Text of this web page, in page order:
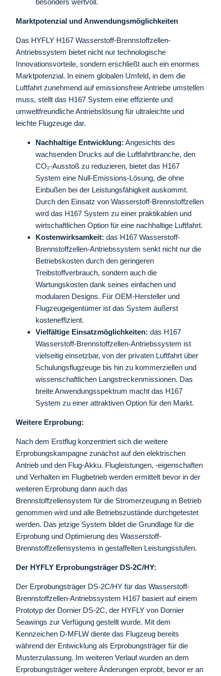
Marktpotenzial und Anwendungsmöglichkeiten
Das HYFLY H167 Wasserstoff-Brennstoffzellen-
Antriebssystem bietet nicht nur technologische
Innovationsvorteile, sondern erschließt auch ein enormes
Marktpotenzial. In einem globalen Umfeld, in dem die
Luftfahrt zunehmend auf emissionsfreie Antriebe umstellen
muss, stellt das H167 System eine effiziente und
umweltfreundliche Antriebslösung für ultraleichte und
leichte Flugzeuge dar.
Nachhaltige Entwicklung: Angesichts des
wachsenden Drucks auf die Luftfahrtbranche, den
CO₂-Ausstoß zu reduzieren, bietet das H167
System eine Null-Emissions-Lösung, die ohne
Einbußen bei der Leistungsfähigkeit auskommt.
Durch den Einsatz von Wasserstoff-Brennstoffzellen
wird das H167 System zu einer praktikablen und
wirtschaftlichen Option für eine nachhaltige Luftfahrt.
Kostenwirksamkeit: das H167 Wasserstoff-
Brennstoffzellen-Antriebssystem senkt nicht nur die
Betriebskosten durch den geringeren
Treibstoffverbrauch, sondern auch die
Wartungskosten dank seines einfachen und
modularen Designs. Für OEM-Hersteller und
Flugzeugeigentümer ist das System äußerst
kosteneffizient.
Vielfältige Einsatzmöglichkeiten: das H167
Wasserstoff-Brennstoffzellen-Antriebssystem ist
vielseitig einsetzbar, von der privaten Luftfahrt über
Schulungsflugzeuge bis hin zu kommerziellen und
wissenschaftlichen Langstreckenmissionen. Das
breite Anwendungsspektrum macht das H167
System zu einer attraktiven Option für den Markt.
Weitere Erprobung:
Nach dem Erstflug konzentriert sich die weitere
Erprobungskampagne zunächst auf den elektrischen
Antrieb und den Flug-Akku. Flugleistungen, -eigenschaften
und Verhalten im Flugbetrieb werden ermittelt bevor in der
weiteren Erprobung dann auch das
Brennstoffzellensystem für die Stromerzeugung in Betrieb
genommen wird und alle Betriebszustände durchgetestet
werden. Das jetzige System bildet die Grundlage für die
Erprobung und Optimierung des Wasserstoff-
Brennstoffzellensystems in gestaffelten Leistungsstufen.
Der HYFLY Erprobungsträger DS-2C/HY:
Der Erprobungsträger DS-2C/HY für das Wasserstoff-
Brennstoffzellen-Antriebssystem H167 basiert auf einem
Prototyp der Dornier DS-2C, der HYFLY von Dornier
Seawings zur Verfügung gestellt wurde. Mit dem
Kennzeichen D-MFLW diente das Flugzeug bereits
während der Entwicklung als Erprobungsträger für die
Musterzulassung. Im weiteren Verlauf wurden an dem
Erprobungsträger weitere Änderungen erprobt, bevor er an